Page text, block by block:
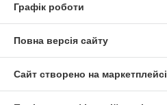
Графік роботи
Повна версія сайту
Сайт створено на маркетплейсі